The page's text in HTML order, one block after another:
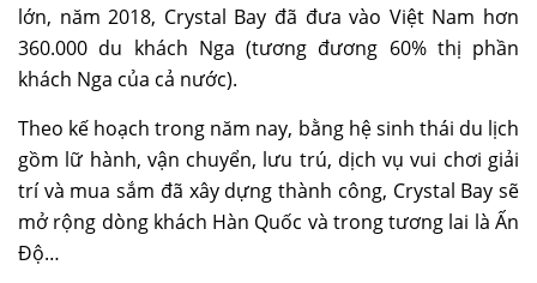
lớn, năm 2018, Crystal Bay đã đưa vào Việt Nam hơn
360.000 du khách Nga (tương đương 60% thị phần
khách Nga của cả nước).
Theo kế hoạch trong năm nay, bằng hệ sinh thái du lịch
gồm lữ hành, vận chuyển, lưu trú, dịch vụ vui chơi giải
trí và mua sắm đã xây dựng thành công, Crystal Bay sẽ
mở rộng dòng khách Hàn Quốc và trong tương lai là Ấn
Độ…